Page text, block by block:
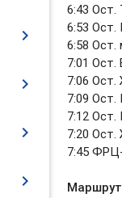
chevron_right
chevron_right
chevron_right
chevron_right
6:43 Ост.
6:53
6:58 Ост.
7:01 Ост.
7:06
7:09 Ост.
7:12 Ост.
7:20
7:45